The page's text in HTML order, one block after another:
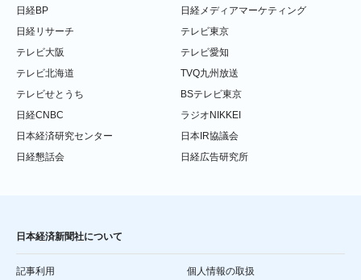
日経BP
日経メディアマーケティング
日経リサーチ
テレビ東京
テレビ大阪
テレビ愛知
テレビ北海道
TVQ九州放送
テレビせとうち
BSテレビ東京
日経CNBC
ラジオNIKKEI
日本経済研究センター
日本IR協議会
日経懇話会
日経広告研究所
日本経済新聞社について
記事利用 個人情報の取扱